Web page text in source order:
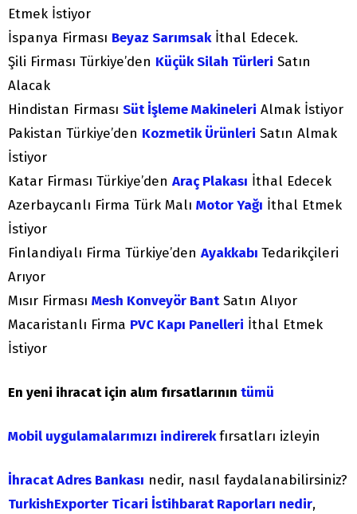
Etmek İstiyor
İspanya Firması Beyaz Sarımsakİthal Edecek.
Şili Firması Türkiye’den Küçük Silah Türleri Satın
Alacak
Hindistan Firması Süt İşleme Makineleri Almak İstiyor
Pakistan Türkiye’den Kozmetik Ürünleri Satın Almak
İstiyor
Katar Firması Türkiye’den Araç Plakası İthal Edecek
Azerbaycanlı Firma Türk Malı Motor Yağı İthal Etmek
İstiyor
Finlandiyalı Firma Türkiye’den Ayakkabı Tedarikçileri
Arıyor
Mısır Firması Mesh Konveyör BantSatın Alıyor
Macaristanlı Firma PVC Kapı Panelleri İthal Etmek
İstiyor
En yeni ihracat için alım fırsatlarının tümü
Mobil uygulamalarımızı indirerekfırsatları izleyin
İhracat Adres Bankası nedir, nasıl faydalanabilirsiniz?
TurkishExporter Ticari İstihbarat Raporları nedir,